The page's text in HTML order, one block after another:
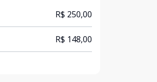
R$ 250,00
R$ 148,00